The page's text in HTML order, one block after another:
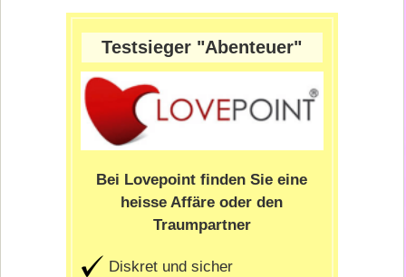
Testsieger "Abenteuer"
Bei Lovepoint finden Sie eine
heisse Affäre oder den
Traumpartner
Diskret und sicher